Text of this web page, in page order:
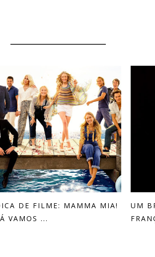
DE FILME: MAMMA MIA!
VAMOS ...
UM